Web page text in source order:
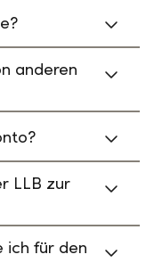
anderen
LLB zur
ich für den